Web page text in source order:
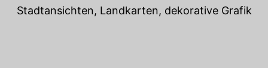
Stadtansichten, Landkarten, dekorative Grafik